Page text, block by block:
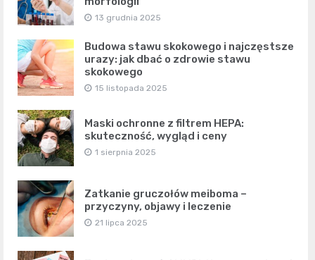
13 grudnia 2025
Budowa stawu skokowego i najczęstsze
urazy: jak dbać o zdrowie stawu
skokowego
15 listopada 2025
Maski ochronne z filtrem HEPA:
skuteczność, wygląd i ceny
1 sierpnia 2025
Zatkanie gruczołów meiboma –
przyczyny, objawy i leczenie
21 lipca 2025